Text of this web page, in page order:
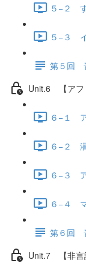
５−２
５−３
第５回
Unit.6 【アフ
６−１
６−２
６−３
６−４
第６回
Unit.7 【非言